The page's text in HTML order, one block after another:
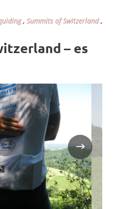
, Summits of Switzerland,
– es